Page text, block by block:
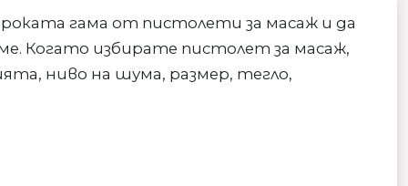
гама от пистолети за масаж и да
Когато избирате пистолет за масаж,
ниво на шума, размер, тегло,